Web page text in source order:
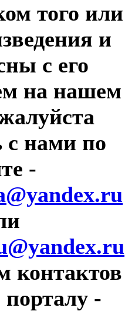
того или
и
с его
на нашем
с нами по
-
контактов
-